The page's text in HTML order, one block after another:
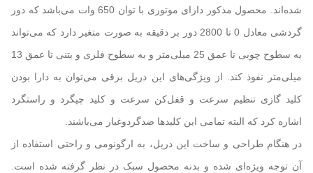
شده‌اند. محصول مذکور دارای موتوری با توان 650 وات می‌باشد که دور
گردشی معادل 0 تا 2800 دور بر دقیقه به صورت متغیر دارد که می‌تواند
به سطوح چوبی تا عمق 25 میلی‌متر و به سطوح فلزی و بتنی تا عمق 13
میلی‌متر نفوذ کند. از ویژگی‌های این دریل برقی می‌توان به دارا بودن
کلید گازی تنظیم سرعت و قفل‌کن سرعت و کلید چپگرد و راستگرد
اشاره کرد که البته تمامی این کلیدها ضدگردوغبار می‌باشند.
در هنگام طراحی و ساخت این دریل، به ارگونومی و راحتی استفاده از
آن توجه ویژه‌ای شده و بدنه محصول سبک در نظر گرفته شده است.